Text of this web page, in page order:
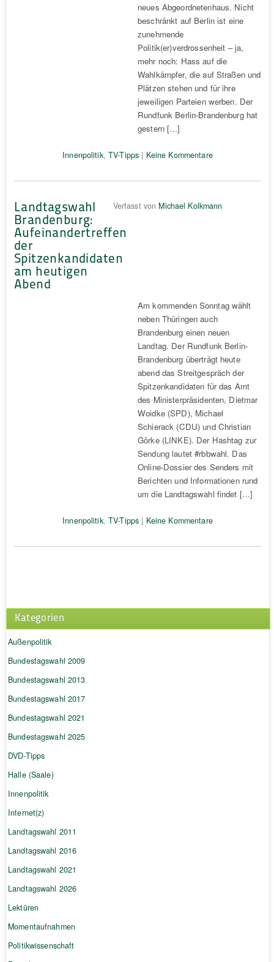
neues Abgeordnetenhaus. Nicht
beschränkt auf Berlin ist eine
zunehmende
Politik(er)verdrossenheit – ja,
mehr noch: Hass auf die
Wahlkämpfer, die auf Straßen und
Plätzen stehen und für ihre
jeweiligen Parteien werben. Der
Rundfunk Berlin-Brandenburg hat
gestern […]
Innenpolitik,TV-Tipps | Keine Kommentare
Landtagswahl
Brandenburg:
Aufeinandertreffen
der
Spitzenkandidaten
am heutigen
Abend
Verfasst von Michael Kolkmann
Am kommenden Sonntag wählt
neben Thüringen auch
Brandenburg einen neuen
Landtag. Der Rundfunk Berlin-
Brandenburg überträgt heute
abend das Streitgespräch der
Spitzenkandidaten für das Amt
des Ministerpräsidenten, Dietmar
Woidke (SPD), Michael
Schierack (CDU) und Christian
Görke (LINKE). Der Hashtag zur
Sendung lautet #rbbwahl. Das
Online-Dossier des Senders mit
Berichten und Informationen rund
um die Landtagswahl findet […]
Innenpolitik,TV-Tipps | Keine Kommentare
Kategorien
Außenpolitik
Bundestagswahl 2009
Bundestagswahl 2013
Bundestagswahl 2017
Bundestagswahl 2021
Bundestagswahl 2025
DVD-Tipps
Halle (Saale)
Innenpolitik
Internet(z)
Landtagswahl 2011
Landtagswahl 2016
Landtagswahl 2021
Landtagswahl 2026
Lektüren
Momentaufnahmen
Politikwissenschaft